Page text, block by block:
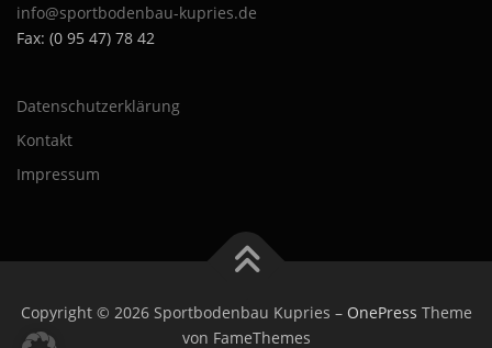
info@sportbodenbau-kupries.de
Fax: (0 95 47) 78 42
Datenschutzerklärung
Kontakt
Impressum
Copyright © 2026 Sportbodenbau Kupries – OnePress Theme
von FameThemes